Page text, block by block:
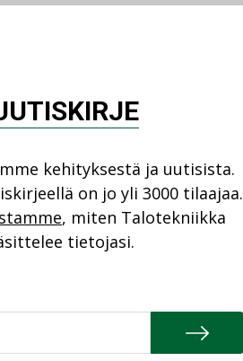
kehityksestä ja uutisista.
on jo yli 3000 tilaajaa.
, miten Talotekniikka
tietojasi.